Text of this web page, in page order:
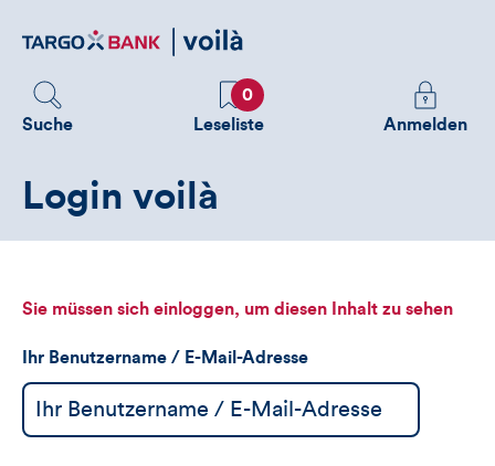
zum
Suche
Favoriten
0
Leseliste
Melden
Sie
sehen
Anmelden
Login voilà
Sie müssen sich einloggen, um diesen Inhalt zu sehen
Ihr Benutzername / E-Mail-Adresse